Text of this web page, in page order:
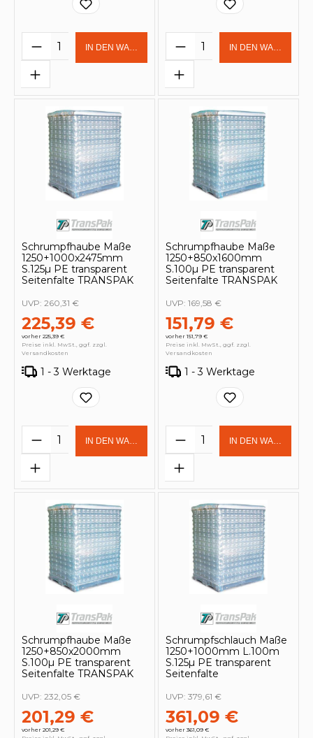
Produkt Anzahl: Gib den
IN DEN WARENKORB Produkt Anzahl:
IN DEN
Schrumpfhaube Maße
1250+1000x2475mm
S.125µ PE transparent
Seitenfalte TRANSPAK
225,39 €
vorher 225,39 €
UVP: 260,31 €
Preise inkl. MwSt., ggf. zzgl.
Versandkosten
1 - 3 Werktage
Produkt Anzahl: Gib den
IN DEN WARENKORB
Schrumpfhaube Maße
1250+850x1600mm
S.100µ PE transparent
Seitenfalte TRANSPAK
151,79 €
vorher 151,79 €
UVP: 169,58 €
Preise inkl. MwSt., ggf. zzgl.
Versandkosten
1 - 3 Werktage
Produkt Anzahl:
IN DEN
Schrumpfhaube Maße
1250+850x2000mm
S.100µ PE transparent
Seitenfalte TRANSPAK
201,29 €
vorher 201,29 €
UVP: 232,05 €
Schrumpfschlauch Maße
1250+1000mm L.100m
S.125µ PE transparent
Seitenfalte
361,09 €
vorher 361,09 €
UVP: 379,61 €